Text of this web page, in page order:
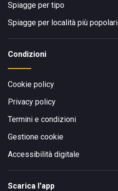
Spiagge per tipo
Spiagge per località più popolari
Condizioni
Cookie policy
Privacy policy
Termini e condizioni
Gestione cookie
Accessibilità digitale
Scarica l'app